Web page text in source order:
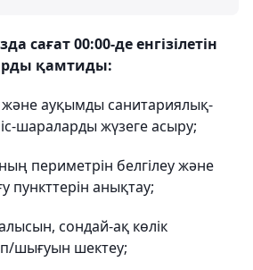
сағат 00:00-де енгізілетін
қамтиды:
және ауқымды санитариялық-
шараларды жүзеге асыру;
периметрін белгілеу және
пункттерін анықтау;
сондай-ақ көлік
шығуын шектеу;